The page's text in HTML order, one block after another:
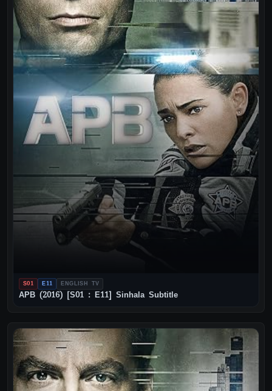
S01 E11 ENGLISH TV
APB (2016) [S01 : E11] Sinhala Subtitle